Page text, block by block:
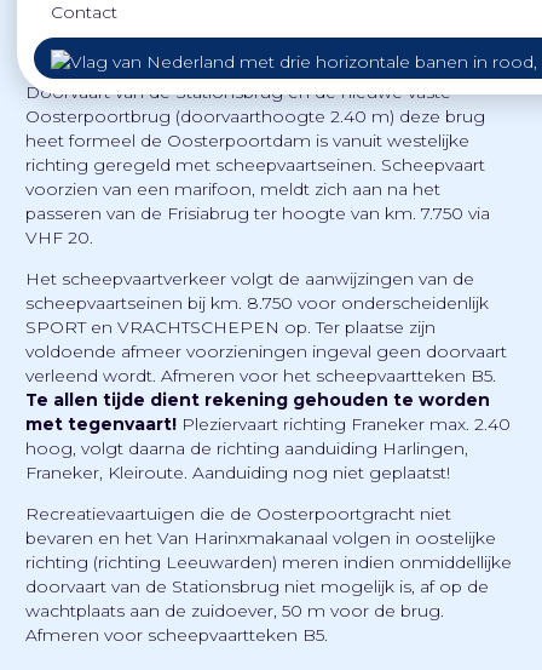
Contact
(Leeuwarden)
Doorvaart van de Stationsbrug en de nieuwe vaste
Oosterpoortbrug (doorvaarthoogte 2.40 m) deze brug
heet formeel de Oosterpoortdam is vanuit westelijke
richting geregeld met scheepvaartseinen. Scheepvaart
voorzien van een marifoon, meldt zich aan na het
passeren van de Frisiabrug ter hoogte van km. 7.750 via
VHF 20.
Het scheepvaartverkeer volgt de aanwijzingen van de
scheepvaartseinen bij km. 8.750 voor onderscheidenlijk
SPORT en VRACHTSCHEPEN op. Ter plaatse zijn
voldoende afmeer voorzieningen ingeval geen doorvaart
verleend wordt. Afmeren voor het scheepvaartteken B5.
Te allen tijde dient rekening gehouden te worden
met tegenvaart!Pleziervaart richting Franeker max. 2.40
hoog, volgt daarna de richting aanduiding Harlingen,
Franeker, Kleiroute. Aanduiding nog niet geplaatst!
Recreatievaartuigen die de Oosterpoortgracht niet
bevaren en het Van Harinxmakanaal volgen in oostelijke
richting (richting Leeuwarden) meren indien onmiddellijke
doorvaart van de Stationsbrug niet mogelijk is, af op de
wachtplaats aan de zuidoever, 50 m voor de brug.
Afmeren voor scheepvaartteken B5.